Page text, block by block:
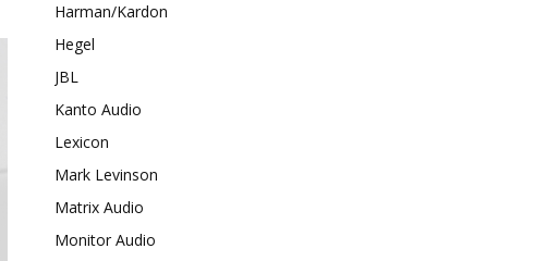
Harman/Kardon
Hegel
JBL
Kanto Audio
Lexicon
Mark Levinson
Matrix Audio
Monitor Audio